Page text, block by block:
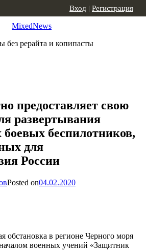
MixedNews
без рерайта и копипасты
Вход | Регистрация
предоставляет свою
развертывания
беспилотников,
для
России
Posted on04.02.2020
обстановка в регионе Черного моря
началом военных учений «Защитник